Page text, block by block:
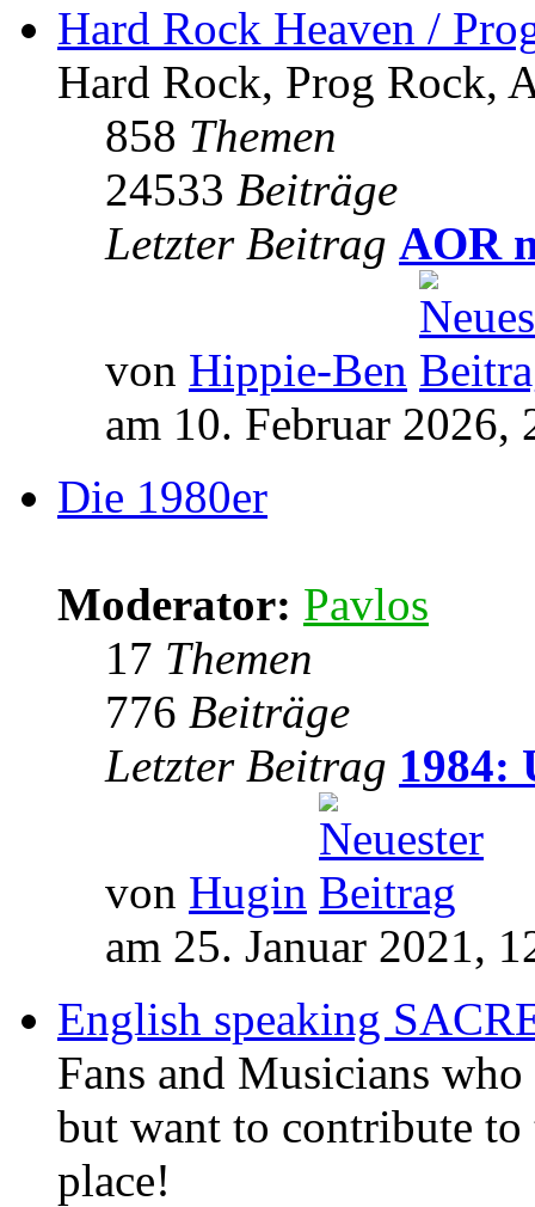
Hard Rock Heaven /
Hard Rock, Prog Rock,
858 Themen
24533 Beiträge
Letzter Beitrag AOR
von Hippie-Ben
am 10. Februar 2026,
Die 1980er
Moderator: Pavlos
17 Themen
776 Beiträge
Letzter Beitrag 1984:
von Hugin
am 25. Januar 2021,
English speaking
Fans and Musicians
but want to contribute to
place!